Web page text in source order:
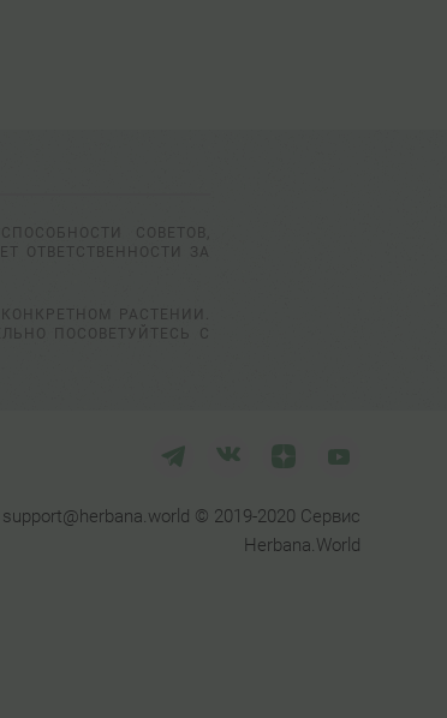
СОВЕТОВ,
ОТВЕТСТВЕННОСТИ ЗА
РАСТЕНИИ.
ПОСОВЕТУЙТЕСЬ С
support@herbana.world © 2019-2020 Сервис
Herbana.World